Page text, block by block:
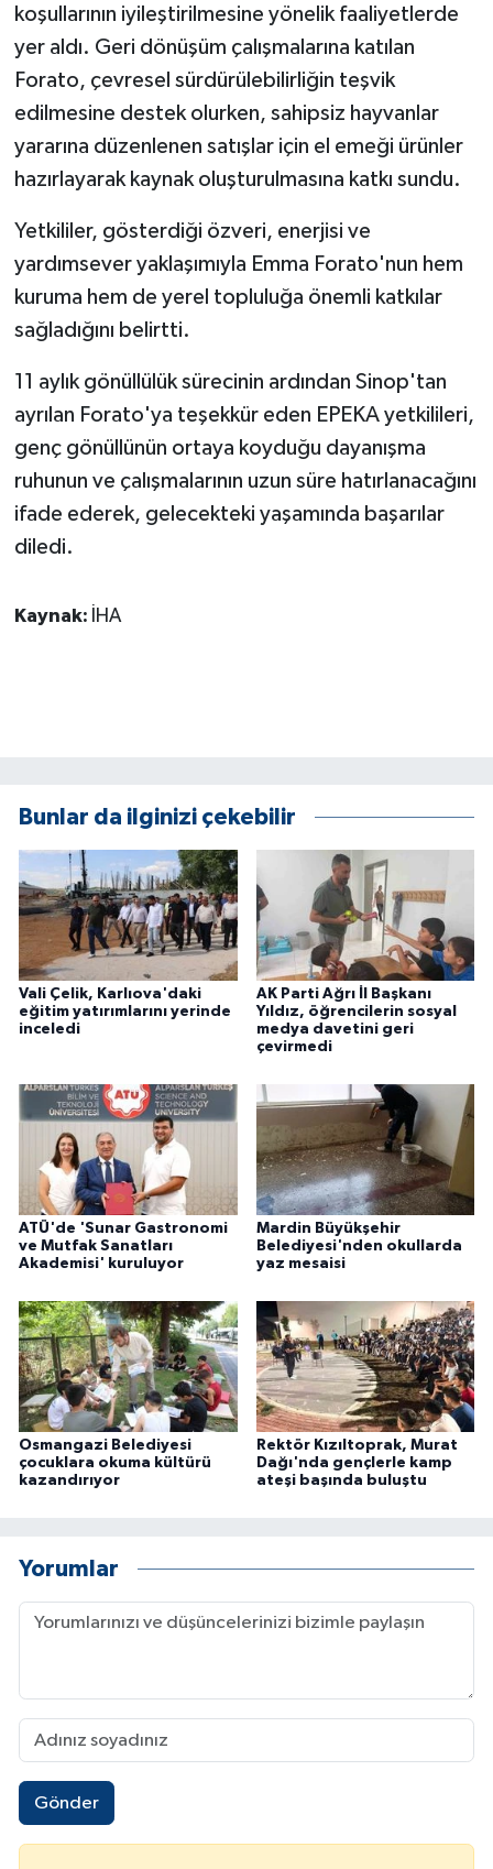
koşullarının iyileştirilmesine yönelik faaliyetlerde
yer aldı. Geri dönüşüm çalışmalarına katılan
Forato, çevresel sürdürülebilirliğin teşvik
edilmesine destek olurken, sahipsiz hayvanlar
yararına düzenlenen satışlar için el emeği ürünler
hazırlayarak kaynak oluşturulmasına katkı sundu.
Yetkililer, gösterdiği özveri, enerjisi ve
yardımsever yaklaşımıyla Emma Forato'nun hem
kuruma hem de yerel topluluğa önemli katkılar
sağladığını belirtti.
11 aylık gönüllülük sürecinin ardından Sinop'tan
ayrılan Forato'ya teşekkür eden EPEKA yetkilileri,
genç gönüllünün ortaya koyduğu dayanışma
ruhunun ve çalışmalarının uzun süre hatırlanacağını
ifade ederek, gelecekteki yaşamında başarılar
diledi.
Kaynak: İHA
Bunlar da ilginizi çekebilir
Vali Çelik, Karlıova'daki
eğitim yatırımlarını yerinde
inceledi
AK Parti Ağrı İl Başkanı
Yıldız, öğrencilerin sosyal
medya davetini geri
çevirmedi
ATÜ'de 'Sunar Gastronomi
ve Mutfak Sanatları
Akademisi' kuruluyor
Mardin Büyükşehir
Belediyesi'nden okullarda
yaz mesaisi
Osmangazi Belediyesi
çocuklara okuma kültürü
kazandırıyor
Rektör Kızıltoprak, Murat
Dağı'nda gençlerle kamp
ateşi başında buluştu
Yorumlar
Gönder
Otomobil
POLİTİKA
SİYASET
SPOR HABERLERİ
TEKNOLOJİ
ÜLKE GÜNDEMİ
YAŞAM
YEREL